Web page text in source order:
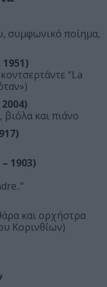
συμφωνικό ποίημα,
“La
και πιάνο
1903)
και ορχήστρα
Κορινθίων)